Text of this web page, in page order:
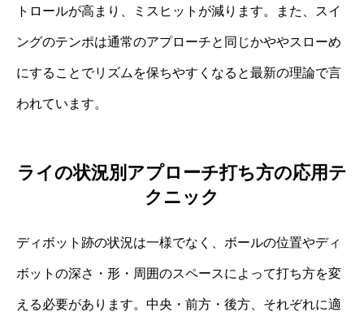
トロールが高まり、ミスヒットが減ります。また、スイ
ングのテンポは通常のアプローチと同じかややスローめ
にすることでリズムを保ちやすくなると最新の理論で言
われています。
ライの状況別アプローチ打ち方の応用テ
クニック
ディボット跡の状況は一様でなく、ボールの位置やディ
ボットの深さ・形・周囲のスペースによって打ち方を変
える必要があります。中央・前方・後方、それぞれに適